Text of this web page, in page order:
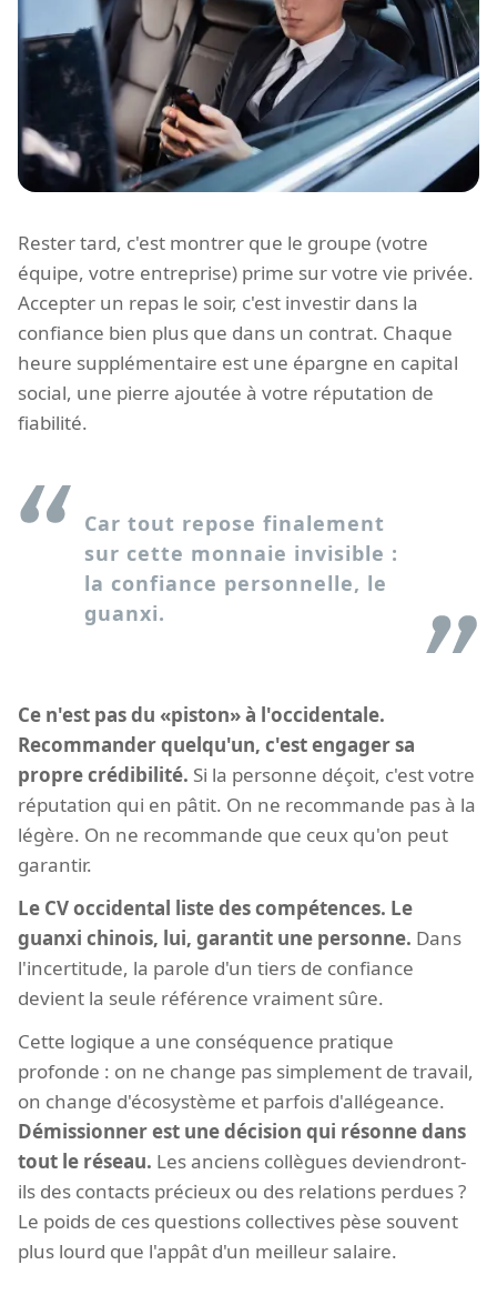
Rester tard, c'est montrer que le groupe (votre
équipe, votre entreprise) prime sur votre vie privée.
Accepter un repas le soir, c'est investir dans la
confiance bien plus que dans un contrat. Chaque
heure supplémentaire est une épargne en capital
social, une pierre ajoutée à votre réputation de
fiabilité.
Car tout repose finalement
sur cette monnaie invisible :
la confiance personnelle, le
guanxi.
Ce n'est pas du «piston» à l'occidentale.
Recommander quelqu'un, c'est engager sa
propre crédibilité. Si la personne déçoit, c'est votre
réputation qui en pâtit. On ne recommande pas à la
légère. On ne recommande que ceux qu'on peut
garantir.
Le CV occidental liste des compétences. Le
guanxi chinois, lui, garantit une personne. Dans
l'incertitude, la parole d'un tiers de confiance
devient la seule référence vraiment sûre.
Cette logique a une conséquence pratique
profonde : on ne change pas simplement de travail,
on change d'écosystème et parfois d'allégeance.
Démissionner est une décision qui résonne dans
tout le réseau. Les anciens collègues deviendront-
ils des contacts précieux ou des relations perdues ?
Le poids de ces questions collectives pèse souvent
plus lourd que l'appât d'un meilleur salaire.